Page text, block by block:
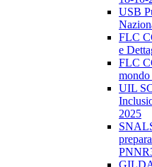
USB
FLC
e
FLC
UIL
2025